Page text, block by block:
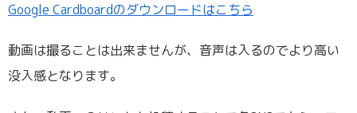
Google Cardboardのダウンロードはこちら
動画は撮ることは出来ませんが、音声は入るのでより高い
没入感となります。